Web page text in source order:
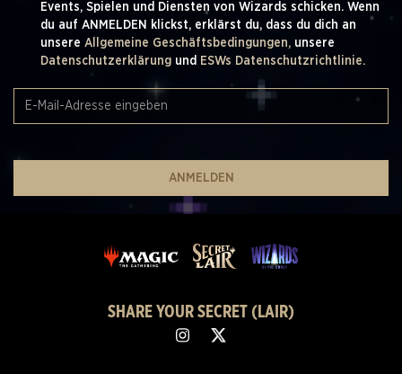
Events, Spielen und Diensten von Wizards schicken. Wenn
du auf ANMELDEN klickst, erklärst du, dass du dich an
unsere Allgemeine Geschäftsbedingungen, unsere
Datenschutzerklärung und ESWs Datenschutzrichtlinie.
ANMELDEN
SHARE YOUR SECRET (LAIR)